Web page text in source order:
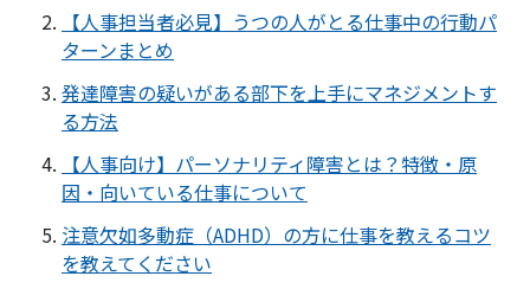
【人事担当者必見】うつの人がとる仕事中の行動パ
ターンまとめ
発達障害の疑いがある部下を上手にマネジメントす
る方法
【人事向け】パーソナリティ障害とは？特徴・原
因・向いている仕事について
注意欠如多動症（ADHD）の方に仕事を教えるコツ
を教えてください